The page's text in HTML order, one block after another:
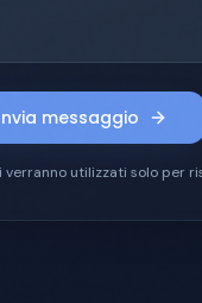
messaggio
utilizzati solo per